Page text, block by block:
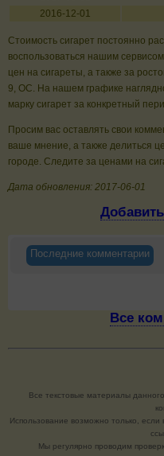
2016-12-01
Стоимость сигарет постоянно
воспользоваться нашим
цен на сигареты, а также за
9, ОС. На нашем графике
марку сигарет за конкретный
Просим вас оставлять свои
ваше мнение, а также делиться
городе. Следите за ценами на
Дата обновления: 2017-06-01
Последние комментарии
Все
Все текстовые материалы
Использование возможно только,
Мы регулярно проводим